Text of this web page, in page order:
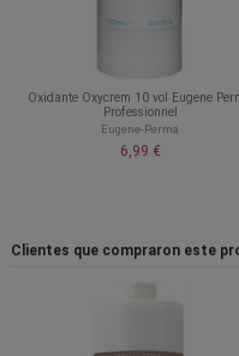
Oxidante Oxycrem 10 vol Eugene
Professionnel
Eugene-Perma
6,99 €
Clientes que compraron este